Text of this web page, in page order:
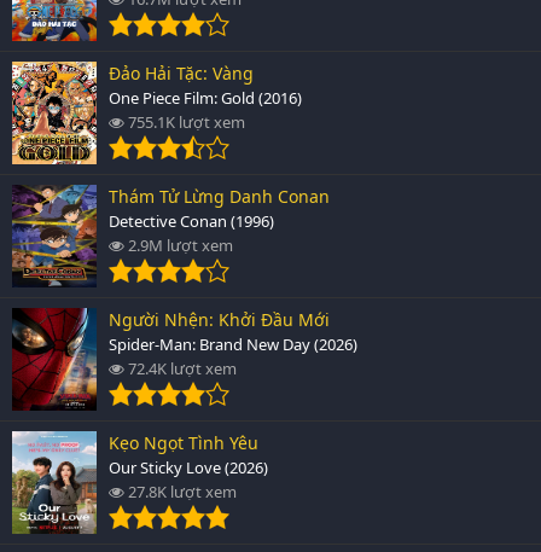
Đảo Hải Tặc: Vàng
One Piece Film: Gold (2016)
755.1K lượt xem
Thám Tử Lừng Danh Conan
Detective Conan (1996)
2.9M lượt xem
Người Nhện: Khởi Đầu Mới
Spider-Man: Brand New Day (2026)
72.4K lượt xem
Kẹo Ngọt Tình Yêu
Our Sticky Love (2026)
27.8K lượt xem